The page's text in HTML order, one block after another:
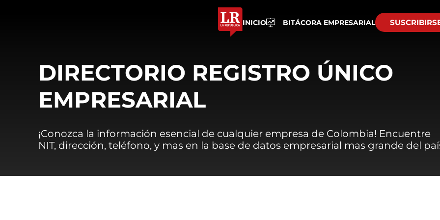
INICIO BITÁCORA EMPRESARIAL
DIRECTORIO REGISTRO ÚNICO
EMPRESARIAL
¡Conozca la información esencial de cualquier empresa de Colombia! Encuentre
NIT, dirección, teléfono, y mas en la base de datos empresarial mas grande del